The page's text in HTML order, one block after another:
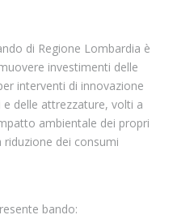
di Regione Lombardia è
investimenti delle
interventi di innovazione
delle attrezzature, volti a
ambientale dei propri
dei consumi
bando: